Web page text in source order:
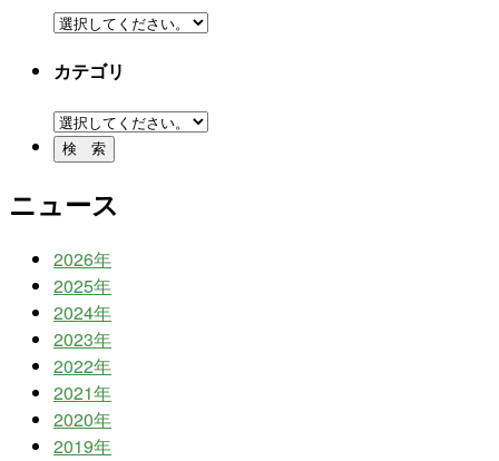
カテゴリ
ニュース
2026年
2025年
2024年
2023年
2022年
2021年
2020年
2019年